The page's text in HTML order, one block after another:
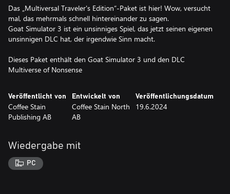
Das „Multiversal Traveler's Edition“-Paket ist hier! Wow, versucht
mal, das mehrmals schnell hintereinander zu sagen.
Goat Simulator 3 ist ein unsinniges Spiel, das jetzt seinen eigenen
unsinnigen DLC hat, der irgendwie Sinn macht.
Dieses Paket enthält den Goat Simulator 3 und den DLC
Multiverse of Nonsense
Veröffentlicht von
Coffee Stain
Publishing AB
Entwickelt von
Coffee Stain North
AB
Veröffentlichungsdatum
19.6.2024
Wiedergabe mit
PC